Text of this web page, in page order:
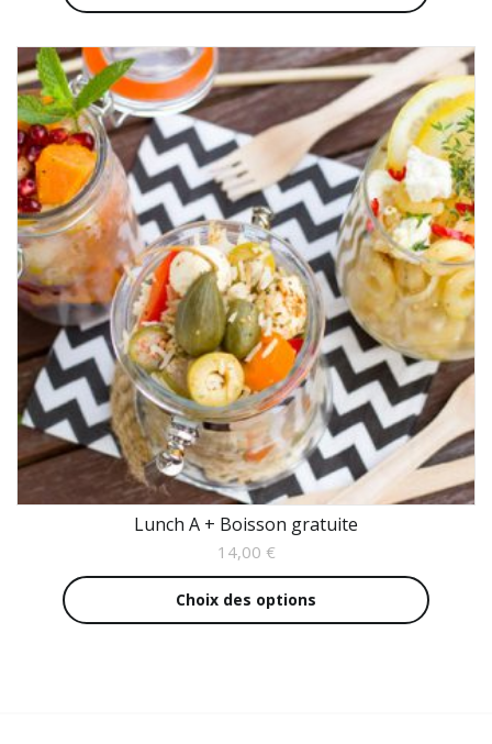
Lunch A + Boisson gratuite
14,00 €
Choix des options
Ce